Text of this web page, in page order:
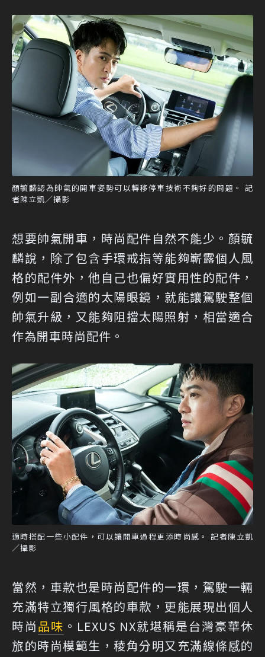
顏毓麟認為帥氣的開車姿勢可以轉移停車技術不夠好的問題。 記
者陳立凱／攝影
想要帥氣開車，時尚配件自然不能少。顏毓
麟說，除了包含手環戒指等能夠嶄露個人風
格的配件外，他自己也偏好實用性的配件，
例如一副合適的太陽眼鏡，就能讓駕駛整個
帥氣升級，又能夠阻擋太陽照射，相當適合
作為開車時尚配件。
適時搭配一些小配件，可以讓開車過程更添時尚感。 記者陳立凱
／攝影
當然，車款也是時尚配件的一環，駕駛一輛
充滿特立獨行風格的車款，更能展現出個人
時尚品味 。LEXUS NX就堪稱是台灣豪華休
旅的時尚模範生，稜角分明又充滿線條感的